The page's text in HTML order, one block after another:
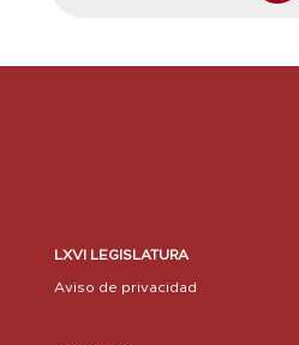
LXVI LEGISLATURA
Aviso de privacidad